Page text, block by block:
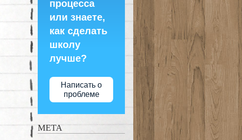
процесса
или знаете,
как сделать
школу
лучше?
Написать о
проблеме
МЕТА